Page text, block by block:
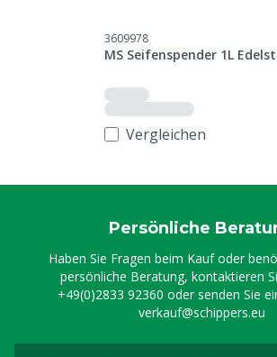
3609978
MS Seifenspender 1L
Vergleichen
Persönliche
Haben Sie Fragen beim Kauf oder
persönliche Beratung, kontaktieren
+49(0)2833 92360 oder senden Sie
verkauf@schippers.eu